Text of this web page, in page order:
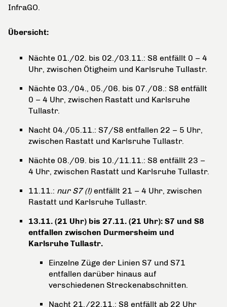
InfraGO.
Übersicht:
Nächte 01./02. bis 02./03.11.: S8 entfällt 0 – 4
Uhr, zwischen Ötigheim und Karlsruhe Tullastr.
Nächte 03./04., 05./06. bis 07./08.: S8 entfällt
0 – 4 Uhr, zwischen Rastatt und Karlsruhe
Tullastr.
Nacht 04./05.11.: S7/S8 entfallen 22 – 5 Uhr,
zwischen Rastatt und Karlsruhe Tullastr.
Nächte 08./09. bis 10./11.11.: S8 entfällt 23 –
4 Uhr, zwischen Rastatt und Karlsruhe Tullastr.
11.11.: nur S7 (!)entfällt 21 – 4 Uhr, zwischen
Rastatt und Karlsruhe Tullastr.
13.11. (21 Uhr) bis 27.11. (21 Uhr): S7 und S8
entfallen zwischen Durmersheim und
Karlsruhe Tullastr.
Einzelne Züge der Linien S7 und S71
entfallen darüber hinaus auf
verschiedenen Streckenabschnitten.
Nacht 21./22.11.: S8 entfällt ab 22 Uhr